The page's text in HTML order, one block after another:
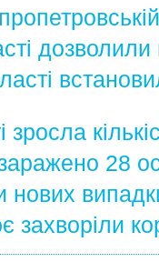
28
нових
захворіли